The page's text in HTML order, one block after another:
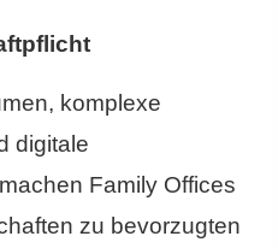
komplexe
digitale
Family Offices
zu bevorzugten